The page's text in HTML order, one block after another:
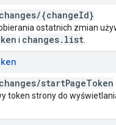
changes/{changeId}
ostatnich zmian
i changes. list
changes/startPageToken
token strony do